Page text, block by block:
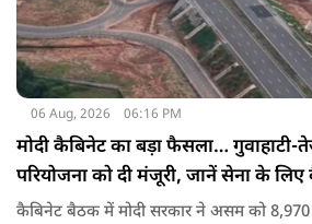
06 Aug, 2026 06:16 PM
मोदी कैबिनेट का बड़ा फैसला… गुवाहाटी-
परियोजना को दी मंजूरी, जानें सेना के लिए
कैबिनेट बैठक में मोदी सरकार ने असम को 8,970